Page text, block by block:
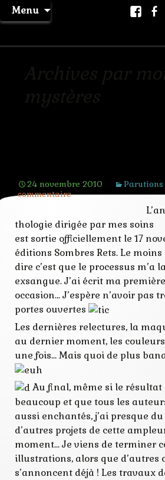
Menu
Aller
au
24 novembre 2010 Parutions
commentaire
L’an
thologie dirigée par mes soins
est sortie officiellement le 17
éditions Sombres Rets. Le moins
dire c’est que le processus m’a
exsangue. J’ai écrit ma
occasion… J’espère n’avoir pas
portes ouvertes
Les dernières relectures, la
au dernier moment, les
une fois… Mais quoi de plus
Au final, même si le
beaucoup et que tous les
aussi enchantés, j’ai presque
d’autres projets de cette
moment… Je viens de terminer
illustrations, alors que d’autres
s’annoncent déjà ! Les travaux